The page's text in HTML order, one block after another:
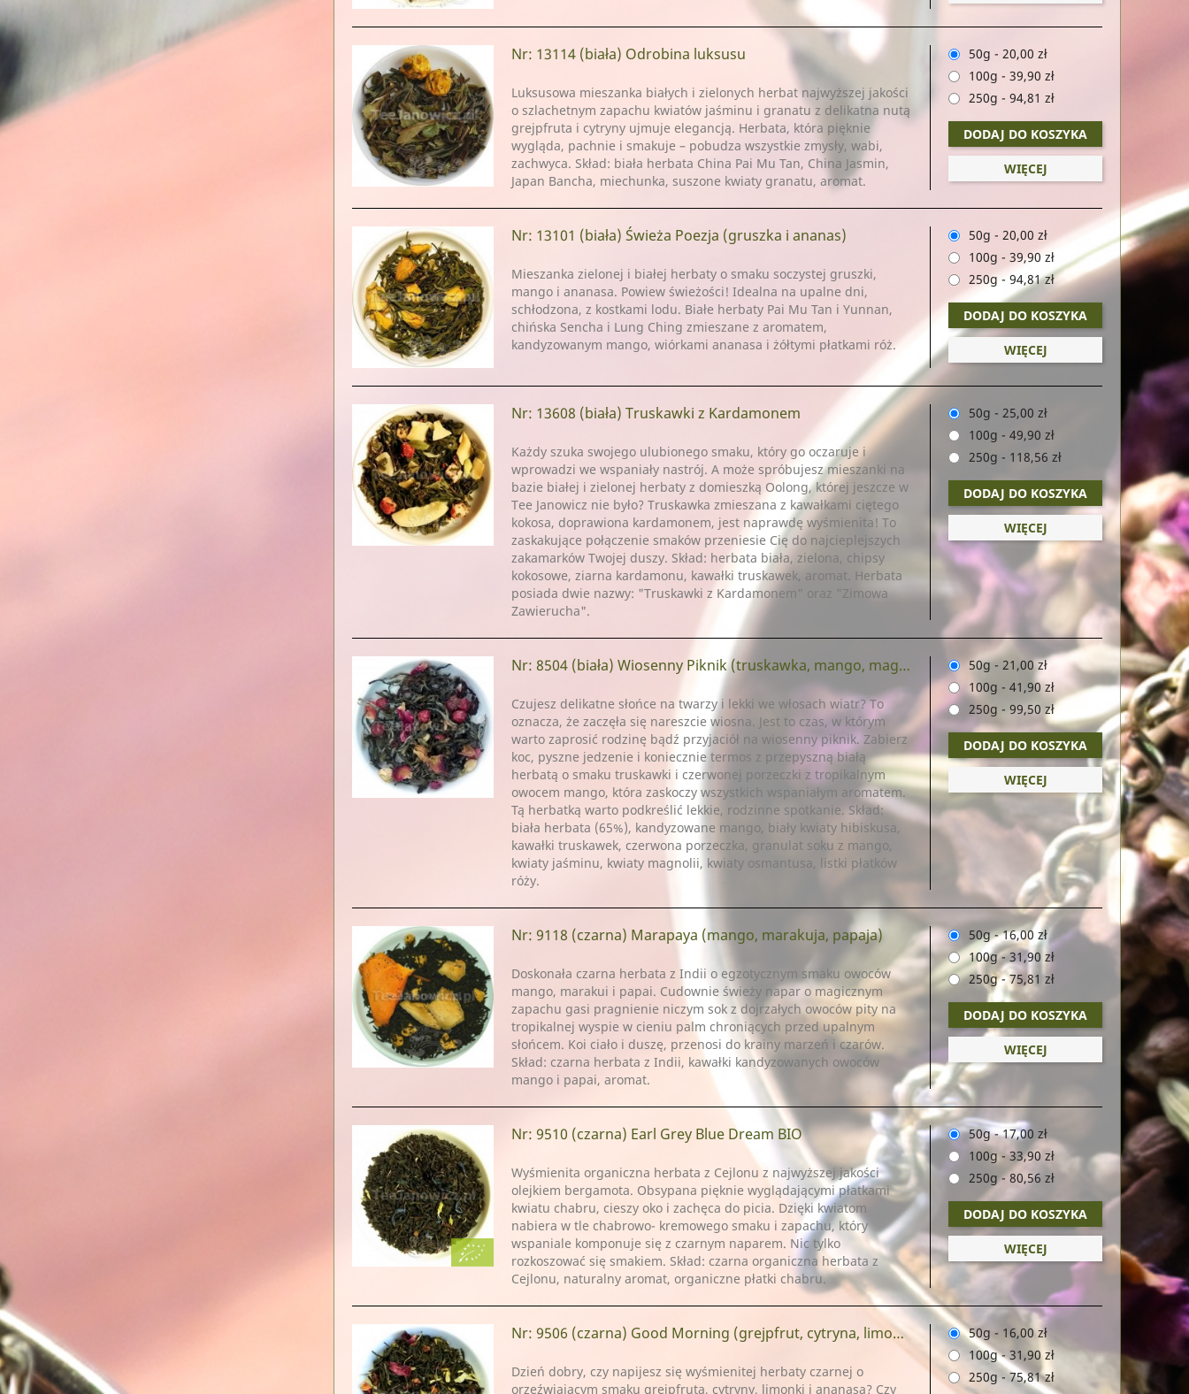
Nr: 13114 (biała) Odrobina luksusu
Luksusowa mieszanka białych i zielonych herbat najwyższej jakości
o szlachetnym zapachu kwiatów jaśminu i granatu z delikatna nutą
grejpfruta i cytryny ujmuje elegancją. Herbata, która pięknie
wygląda, pachnie i smakuje – pobudza wszystkie zmysły, wabi,
zachwyca. Skład: biała herbata China Pai Mu Tan, China Jasmin,
Japan Bancha, miechunka, suszone kwiaty granatu, aromat.
50g - 20,00 zł
100g - 39,90 zł
250g - 94,81 zł
DODAJ DO KOSZYKA
WIĘCEJ
Nr: 13101 (biała) Świeża Poezja (gruszka i ananas)
Mieszanka zielonej i białej herbaty o smaku soczystej gruszki,
mango i ananasa. Powiew świeżości! Idealna na upalne dni,
schłodzona, z kostkami lodu. Białe herbaty Pai Mu Tan i Yunnan,
chińska Sencha i Lung Ching zmieszane z aromatem,
kandyzowanym mango, wiórkami ananasa i żółtymi płatkami róż.
50g - 20,00 zł
100g - 39,90 zł
250g- 94,81 zł
DODAJ DO KOSZYKA
WIĘCEJ
Nr: 13608 (biała) Truskawki z Kardamonem
Każdy szuka swojego ulubionego smaku, który go oczaruje i
wprowadzi we wspaniały nastrój. A może spróbujesz mieszanki na
bazie białej i zielonej herbaty z domieszką Oolong, której jeszcze w
Tee Janowicz nie było? Truskawka zmieszana z kawałkami ciętego
kokosa, doprawiona kardamonem, jest naprawdę wyśmienita! To
zaskakujące połączenie smaków przeniesie Cię do najcieplejszych
zakamarków Twojej duszy. Skład: herbata biała, zielona, chipsy
kokosowe, ziarna kardamonu, kawałki truskawek, aromat. Herbata
posiada dwie nazwy: "Truskawki z Kardamonem" oraz "Zimowa
Zawierucha".
50g - 25,00 zł
100g - 49,90 zł
250g - 118,56 zł
DODAJ DO KOSZYKA
WIĘCEJ
Nr: 8504 (biała) Wiosenny Piknik (truskawka, mango, magnolia)
Czujesz delikatne słońce na twarzy i lekki we włosach wiatr? To
oznacza, że zaczęła się nareszcie wiosna. Jest to czas, w którym
warto zaprosić rodzinę bądź przyjaciół na wiosenny piknik. Zabierz
koc, pyszne jedzenie i koniecznie termos z przepyszną białą
herbatą o smaku truskawki i czerwonej porzeczki z tropikalnym
owocem mango, która zaskoczy wszystkich wspaniałym aromatem.
Tą herbatką warto podkreślić lekkie, rodzinne spotkanie. Skład:
biała herbata (65%), kandyzowane mango, biały kwiaty hibiskusa,
kawałki truskawek, czerwona porzeczka, granulat soku z mango,
kwiaty jaśminu, kwiaty magnolii, kwiaty osmantusa, listki płatków
róży.
50g- 21,00 zł
100g - 41,90 zł
250g - 99,50 zł
DODAJ DO KOSZYKA
WIĘCEJ
Nr: 9118 (czarna) Marapaya (mango, marakuja, papaja)
Doskonała czarna herbata z Indii o egzotycznym smaku owoców
mango, marakui i papai. Cudownie świeży napar o magicznym
zapachu gasi pragnienie niczym sok z dojrzałych owoców pity na
tropikalnej wyspie w cieniu palm chroniących przed upalnym
słońcem. Koi ciało i duszę, przenosi do krainy marzeń i czarów.
Skład: czarna herbata z Indii, kawałki kandyzowanych owoców
mango i papai, aromat.
50g-16,00 zł
100g-31,90 zł
250g-75,81 zł
DODAJ DO KOSZYKA
WIĘCEJ
Nr: 9510 (czarna) Earl Grey Blue Dream BIO
Wyśmienita organiczna herbata z Cejlonu z najwyższej jakości
olejkiem bergamota. Obsypana pięknie wyglądającymi płatkami
kwiatu chabru, cieszy oko i zachęca do picia. Dzięki kwiatom
nabiera w tle chabrowo- kremowego smaku i zapachu, który
wspaniale komponuje się z czarnym naparem. Nic tylko
rozkoszować się smakiem. Skład: czarna organiczna herbata z
Cejlonu, naturalny aromat, organiczne płatki chabru.
50g-17,00 zł
100g -33,90 zł
250g-80,56 zł
DODAJ DO KOSZYKA
WIĘCEJ
Nr: 9506 (czarna) Good Morning (grejpfrut, cytryna, limonka, ananas)
Dzień dobry, czy napijesz się wyśmienitej herbaty czarnej o
orzeźwiającym smaku grejpfruta, cytryny, limonki i ananasa? Czy
50g - 16,00 zł
100g-31,90 zł
250g-75,81 zł